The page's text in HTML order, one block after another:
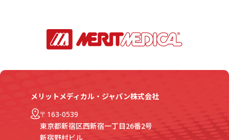
メリットメディカル・ジャパン株式会社
〒163-0539
東京都新宿区西新宿一丁目26番2号
新宿野村ビル